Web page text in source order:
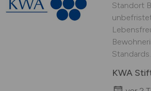
Standort
KWA